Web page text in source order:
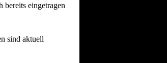
eingetragen
sind aktuell